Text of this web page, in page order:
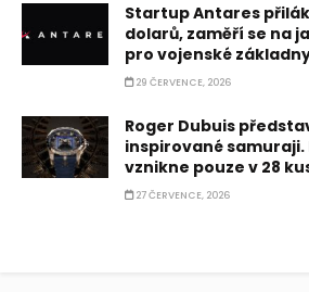
Startup Antares
dolarů, zaměří se na
pro vojenské
29 ČERVENCE, 2026
Roger Dubuis
inspirované samuraji.
vznikne pouze v 28
27 ČERVENCE, 2026